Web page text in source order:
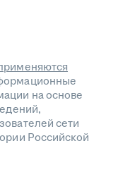
на основе
сети
Российской